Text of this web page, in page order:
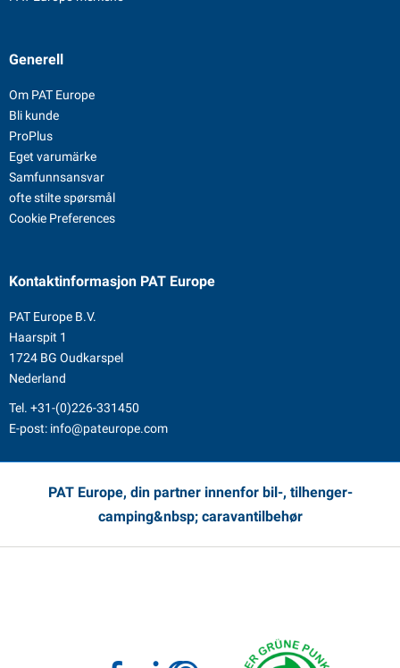
Generell
Om PAT Europe
Bli kunde
ProPlus
Eget varumärke
Samfunnsansvar
ofte stilte spørsmål
Cookie Preferences
Kontaktinformasjon PAT Europe
PAT Europe B.V.
Haarspit 1
1724 BG Oudkarspel
Nederland
Tel. +31-(0)226-331450
E-post: info@pateurope.com
PAT Europe, din partner innenfor bil-, tilhenger-
camping&nbsp; caravantilbehør